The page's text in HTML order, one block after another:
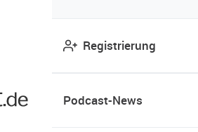
Registrierung
Podcast-News